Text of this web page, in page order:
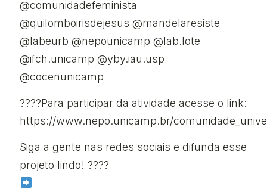
@comunidadefeminista
@quilomboirisdejesus @mandelaresiste
@labeurb @nepounicamp @lab.lote
@ifch.unicamp @yby.iau.usp
@cocenunicamp
????Para participar da atividade acesse o link:
https://www.nepo.unicamp.br/
Siga a gente nas redes sociais e difunda esse
projeto lindo! ????